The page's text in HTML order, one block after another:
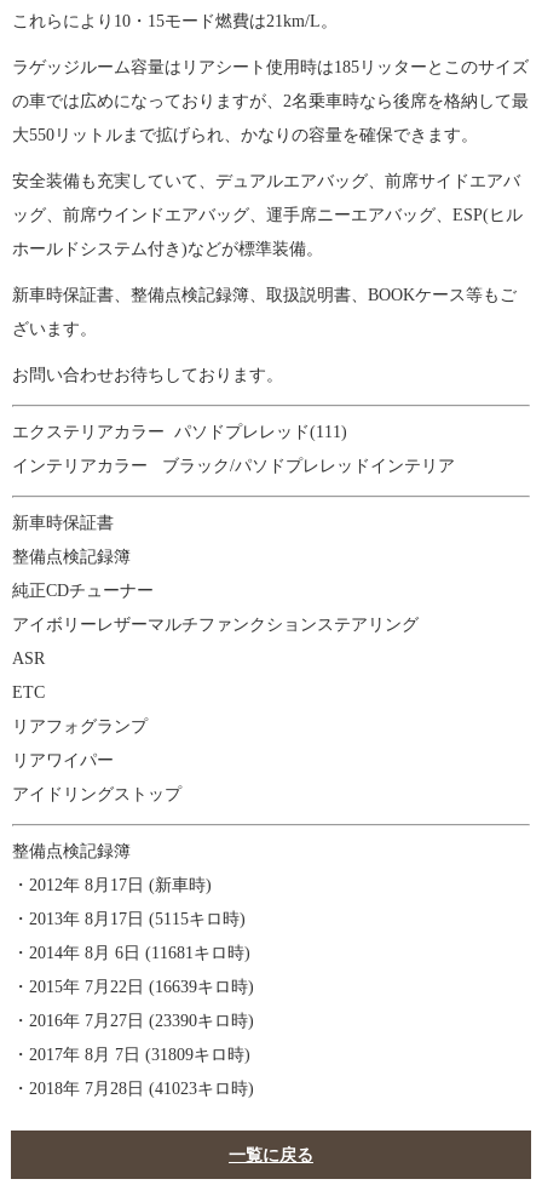
これらにより10・15モード燃費は21km/L。
ラゲッジルーム容量はリアシート使用時は185リッターとこのサイズ
の車では広めになっておりますが、2名乗車時なら後席を格納して最
大550リットルまで拡げられ、かなりの容量を確保できます。
安全装備も充実していて、デュアルエアバッグ、前席サイドエアバ
ッグ、前席ウインドエアバッグ、運手席ニーエアバッグ、ESP(ヒル
ホールドシステム付き)などが標準装備。
新車時保証書、整備点検記録簿、取扱説明書、BOOKケース等もご
ざいます。
お問い合わせお待ちしております。
エクステリアカラー パソドプレレッド(111)
インテリアカラー ブラック/パソドプレレッドインテリア
新車時保証書
整備点検記録簿
純正CDチューナー
アイボリーレザーマルチファンクションステアリング
ASR
​​ETC
リアフォグランプ
リアワイパー
アイドリングストップ
整備点検記録簿
・2012年 8月17日 (新車時)
・2013年 8月17日 (5115キロ時)
・2014年 8月 6日 (11681キロ時)
・2015年 7月22日 (16639キロ時)
・2016年 7月27日 (23390キロ時)
・2017年 8月 7日 (31809キロ時)
・2018年 7月28日 (41023キロ時)
一覧に戻る